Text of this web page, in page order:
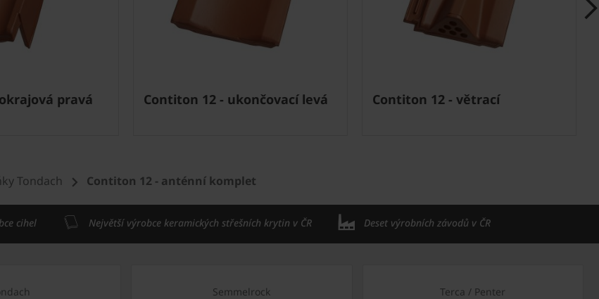
pravá Contiton 12 - ukončovací levá Contiton 12 - větrací
Tondach Contiton 12 - anténní komplet
cihel Největší výrobce keramických střešních krytin v ČR Deset výrobních závodů v ČR
Semmelrock Terca / Penter